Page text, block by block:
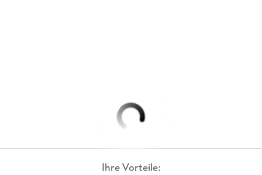
Ihre Vorteile: